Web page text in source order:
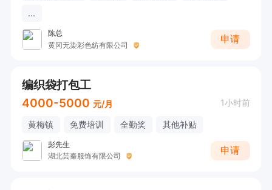
...
陈总
黄冈无染彩色纺有限公司
申请
编织袋打包工
4000-5000 元/月 1小时前
黄梅镇 免费培训 全勤奖 其他补贴
彭先生
湖北芸秦服饰有限公司
申请